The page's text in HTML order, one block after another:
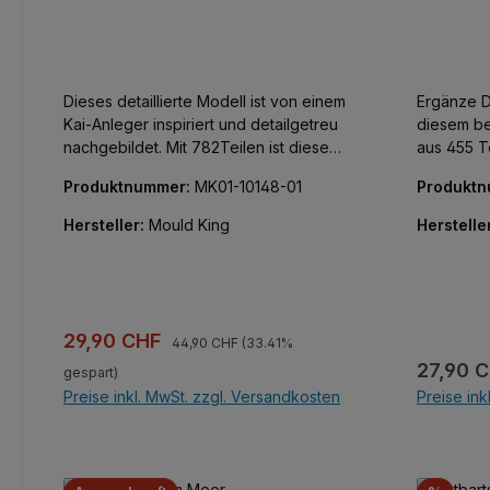
Dieses detaillierte Modell ist von einem
Kai-Anleger inspiriert und detailgetreu
nachgebildet. Mit 782Teilen ist dieses
akribische Details und Funktionalität
auch bei kleinen Modellen schätzen.
Produktnummer: MK01-10148-01
Hersteller: Mould King
Verkaufspreis:
29,90 CHF Regulärer Preis:
44,90 CHF (33.41%
gespart)
Preise inkl. MwSt. zzgl. Versandkosten
Ergänze
diesem
aus 455
mit
und
Vielfalt
Highlight
Display
27,90
Preise